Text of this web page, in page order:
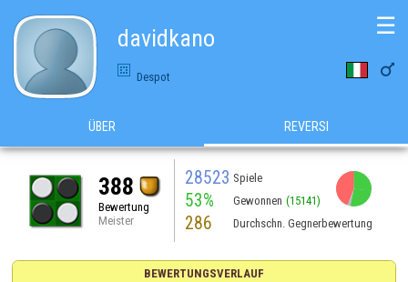
davidkano
Despot 
☰
ÜBER REVERSI
388
Bewertung
Meister
28523 Spiele
53% Gewonnen (15141)
286 Durchschn. Gegnerbewertung
BEWERTUNGSVERLAUF